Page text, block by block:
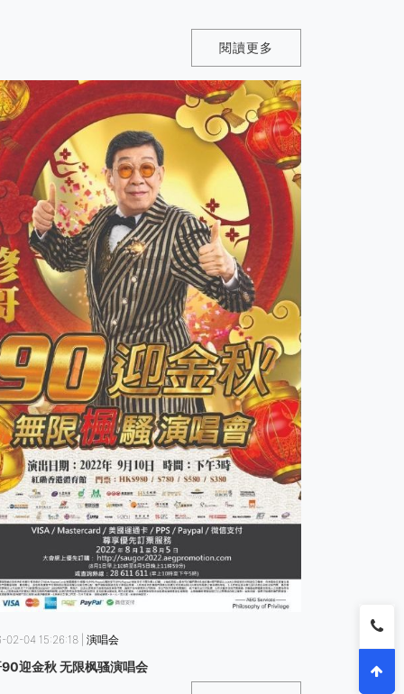
閱讀更多
02-04 15:26:18 | 演唱会
迎金秋 无限枫骚演唱会
Supper